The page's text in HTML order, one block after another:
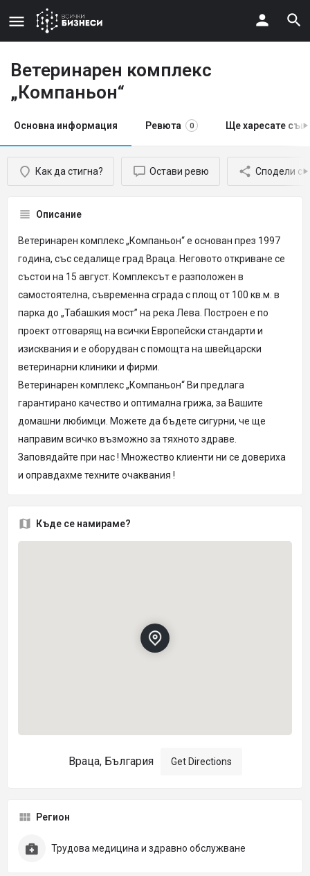
Ветеринарен комплекс
„Компаньон“
Основна информация Ревюта 0 Ще харесате
Как да стигна? Остави ревю Сподели с
Описание
Ветеринарен комплекс „Компаньон“ е основан през 1997
година, със седалище град Враца. Неговото откриване се
състои на 15 август. Комплексът е разположен в
самостоятелна, съвременна сграда с площ от 100 кв.м. в
парка до „Табашкия мост” на река Лева. Построен е по
проект отговарящ на всички Европейски стандарти и
изисквания и е оборудван с помощта на швейцарски
ветеринарни клиники и фирми.
Ветеринарен комплекс „Компаньон“ Ви предлага
гарантирано качество и оптимална грижа, за Вашите
домашни любимци. Можете да бъдете сигурни, че ще
направим всичко възможно за тяхното здраве.
Заповядайте при нас ! Множество клиенти ни се довериха
и оправдахме техните очаквания !
Къде се намираме?
Враца, България Get Directions
Регион
Трудова медицина и здравно обслужване